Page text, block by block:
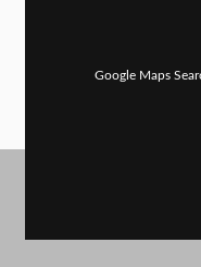
Google Maps